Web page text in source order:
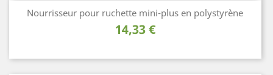
Nourrisseur pour ruchette mini-plus en polystyrène
Prix
14,33 €